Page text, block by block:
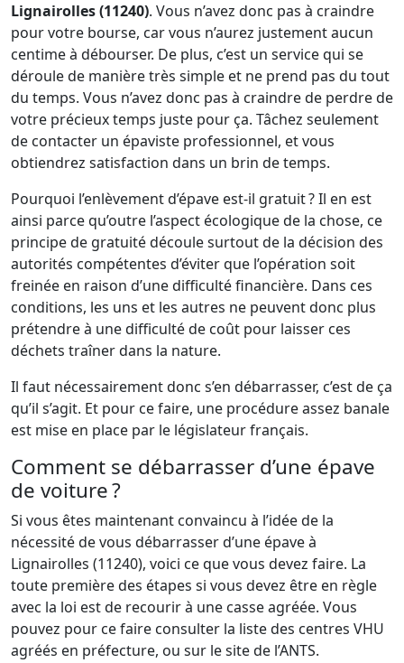
Lignairolles (11240). Vous n’avez donc pas à craindre
pour votre bourse, car vous n’aurez justement aucun
centime à débourser. De plus, c’est un service qui se
déroule de manière très simple et ne prend pas du tout
du temps. Vous n’avez donc pas à craindre de perdre de
votre précieux temps juste pour ça. Tâchez seulement
de contacter un épaviste professionnel, et vous
obtiendrez satisfaction dans un brin de temps.
Pourquoi l’enlèvement d’épave est-il gratuit ? Il en est
ainsi parce qu’outre l’aspect écologique de la chose, ce
principe de gratuité découle surtout de la décision des
autorités compétentes d’éviter que l’opération soit
freinée en raison d’une difficulté financière. Dans ces
conditions, les uns et les autres ne peuvent donc plus
prétendre à une difficulté de coût pour laisser ces
déchets traîner dans la nature.
Il faut nécessairement donc s’en débarrasser, c’est de ça
qu’il s’agit. Et pour ce faire, une procédure assez banale
est mise en place par le législateur français.
Comment se débarrasser d’une épave
de voiture ?
Si vous êtes maintenant convaincu à l’idée de la
nécessité de vous débarrasser d’une épave à
Lignairolles (11240), voici ce que vous devez faire. La
toute première des étapes si vous devez être en règle
avec la loi est de recourir à une casse agréée. Vous
pouvez pour ce faire consulter la liste des centres VHU
agréés en préfecture, ou sur le site de l’ANTS.